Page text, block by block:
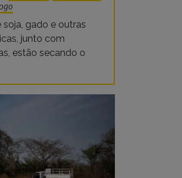
soja, gado e outras
junto com
estão secando o